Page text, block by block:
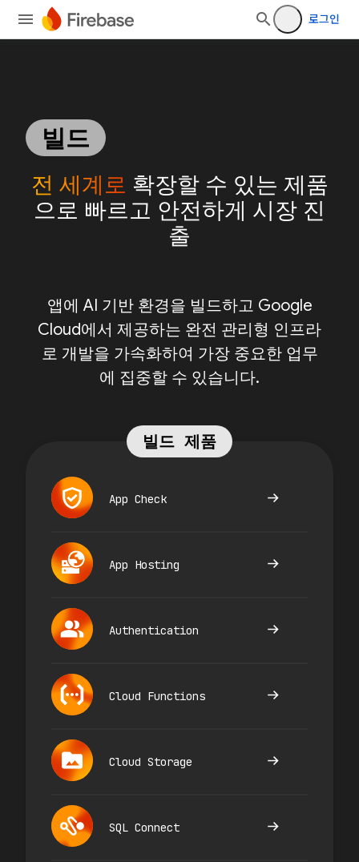
로그인
빌드
전 세계로 확장할 수 있는 제품
으로 빠르고 안전하게 시장 진
출
앱에 AI 기반 환경을 빌드하고 Google
Cloud에서 제공하는 완전 관리형 인프라
로 개발을 가속화하여 가장 중요한 업무
에 집중할 수 있습니다.
빌드 제품
App Check
App Hosting
Authentication
Cloud Functions
Cloud Storage
SQL Connect